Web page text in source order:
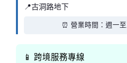
📍古洞路地下
⏰ 營業時間：週一
📱 跨境服務專線